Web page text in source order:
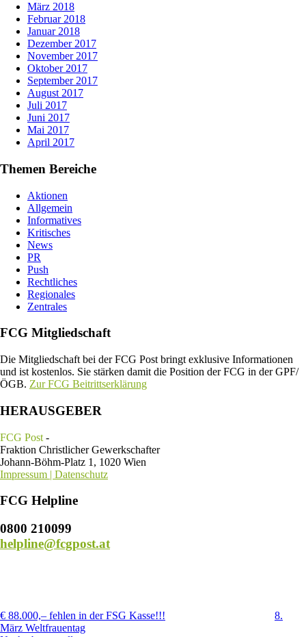
März 2018
Februar 2018
Januar 2018
Dezember 2017
November 2017
Oktober 2017
September 2017
August 2017
Juli 2017
Juni 2017
Mai 2017
April 2017
Themen Bereiche
Aktionen
Allgemein
Informatives
Kritisches
News
PR
Push
Rechtliches
Regionales
Zentrales
FCG Mitgliedschaft
Die Mitgliedschaft bei der FCG Post bringt exklusive Informationen
und ist kostenlos. Sie stärken damit die Position der FCG in der GPF/
ÖGB. Zur FCG Beitrittserklärung
HERAUSGEBER
FCG Post -
Fraktion Christlicher Gewerkschafter
Johann-Böhm-Platz 1, 1020 Wien
Impressum | Datenschutz
FCG Helpline
0800 210099
helpline@fcgpost.at
€ 88.000,– fehlen in der FSG Kasse!!!
8.
März Weltfrauentag